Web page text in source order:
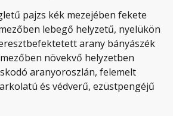
pajzs kék mezejében fekete
lebegő helyzetű, nyelükön
arany bányászék
növekvő helyzetben
aranyoroszlán, felemelt
és védverű, ezüstpengéjű